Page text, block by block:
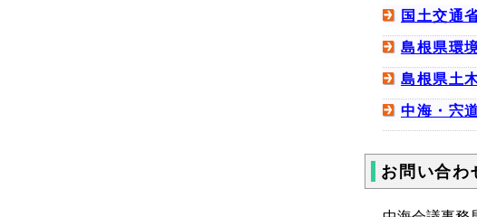
国土交通
島根県環
島根県土
中海・宍
お問い合わ